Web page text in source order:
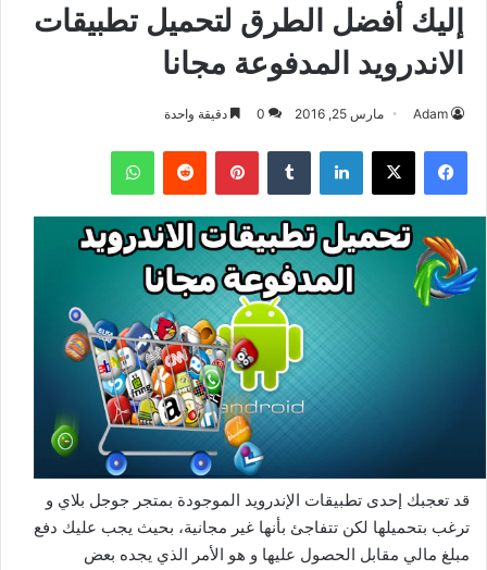
إليك أفضل الطرق لتحميل تطبيقات
الاندرويد المدفوعة مجانا
Adam مارس 25, 2016 0 دقيقة واحدة
فيسبوك ‫X لينكدإن بينتيريست واتساب
قد تعجبك إحدى تطبيقات الإندرويد الموجودة بمتجر جوجل بلاي و
ترغب بتحميلها لكن تتفاجئ بأنها غير مجانية، بحيث يجب عليك دفع
مبلغ مالي مقابل الحصول عليها و هو الأمر الذي يجده بعض